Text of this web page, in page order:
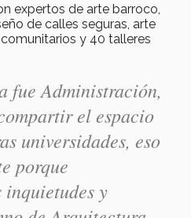
expertos de arte barroco,
de calles seguras, arte
y 40 talleres
fue Administración,
el espacio
universidades, eso
porque
inquietudes y